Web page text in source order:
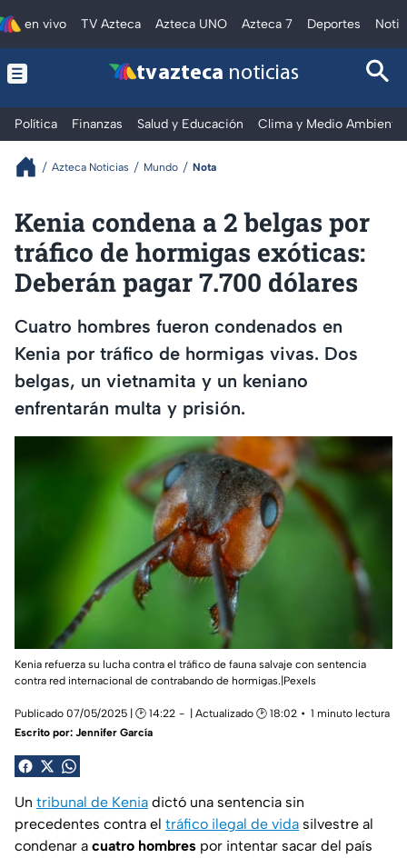
en vivo TV Azteca Azteca UNO Azteca 7 Deportes
tv azteca noticias
Política Finanzas Salud y Educación Clima y Medio Ambiente
Azteca Noticias Mundo Nota
Kenia condena a 2 belgas por
tráfico de hormigas exóticas:
Deberán pagar 7.700 dólares
Cuatro hombres fueron condenados en
Kenia por tráfico de hormigas vivas. Dos
belgas, un vietnamita y un keniano
enfrentarán multa y prisión.
Kenia refuerza su lucha contra el tráfico de fauna salvaje con sentencia
contra red internacional de contrabando de hormigas.|Pexels
Publicado 07/05/2025 | 🕑 14:22 | Actualizado 🕑 18:02
1 minuto lectura
Escrito por: Jennifer García
Un tribunal de Kenia dictó una sentencia sin
precedentes contra el tráfico ilegal de vida silvestre al
condenar a cuatro hombres por intentar sacar del país